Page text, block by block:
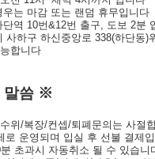
는 마감 또는 랜덤 휴무입니다
역 10번&12번 출구, 도보 2분
하구 하신중앙로 338(하단동)
합니다
말씀 ※
위/복장/컨셉/퇴폐문의는 사절
로 운영되며 입실 후 선불 결제
초과시 자동취소 될 수 있습니